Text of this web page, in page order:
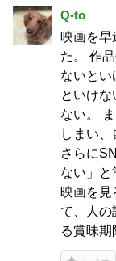
Q-to
映画を早
た。 作
ないとい
といけ
ない。
しまい、
さらに
ない」と
映画を見
て、人の
る賞味期